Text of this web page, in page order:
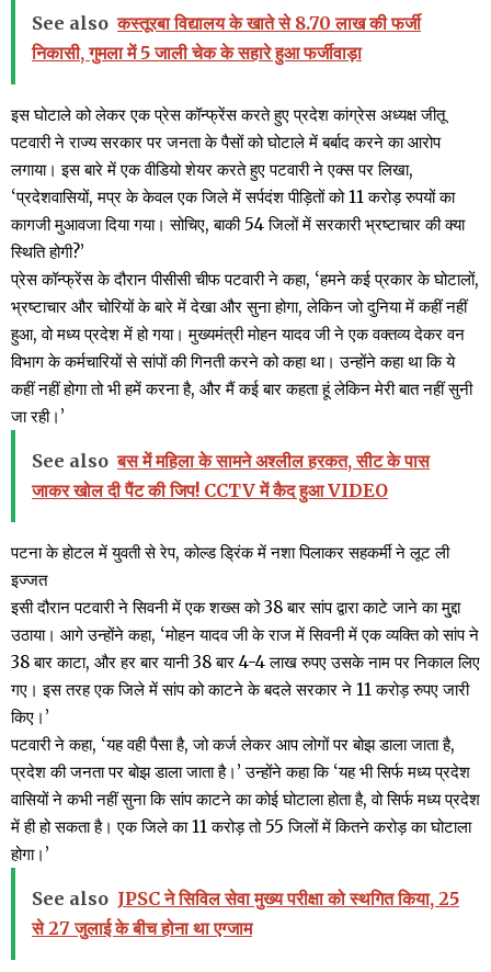
See also कस्तूरबा विद्यालय के खाते से 8.70 लाख की फर्जी
निकासी, गुमला में 5 जाली चेक के सहारे हुआ फर्जीवाड़ा
इस घोटाले को लेकर एक प्रेस कॉन्फ्रेंस करते हुए प्रदेश कांग्रेस अध्यक्ष जीतू
पटवारी ने राज्य सरकार पर जनता के पैसों को घोटाले में बर्बाद करने का आरोप
लगाया। इस बारे में एक वीडियो शेयर करते हुए पटवारी ने एक्स पर लिखा,
‘प्रदेशवासियों, मप्र के केवल एक जिले में सर्पदंश पीड़ितों को 11 करोड़ रुपयों का
कागजी मुआवजा दिया गया। सोचिए, बाकी 54 जिलों में सरकारी भ्रष्टाचार की क्या
स्थिति होगी?’
प्रेस कॉन्फ्रेंस के दौरान पीसीसी चीफ पटवारी ने कहा, ‘हमने कई प्रकार के घोटालों,
भ्रष्टाचार और चोरियों के बारे में देखा और सुना होगा, लेकिन जो दुनिया में कहीं नहीं
हुआ, वो मध्य प्रदेश में हो गया। मुख्यमंत्री मोहन यादव जी ने एक वक्तव्य देकर वन
विभाग के कर्मचारियों से सांपों की गिनती करने को कहा था। उन्होंने कहा था कि ये
कहीं नहीं होगा तो भी हमें करना है, और मैं कई बार कहता हूं लेकिन मेरी बात नहीं सुनी
जा रही।’
See also बस में महिला के सामने अश्लील हरकत, सीट के पास
जाकर खोल दी पैंट की जिप! CCTV में कैद हुआ VIDEO
पटना के होटल में युवती से रेप, कोल्ड ड्रिंक में नशा पिलाकर सहकर्मी ने लूट ली
इज्जत
इसी दौरान पटवारी ने सिवनी में एक शख्स को 38 बार सांप द्वारा काटे जाने का मु्द्दा
उठाया। आगे उन्होंने कहा, ‘मोहन यादव जी के राज में सिवनी में एक व्यक्ति को सांप ने
38 बार काटा, और हर बार यानी 38 बार 4-4 लाख रुपए उसके नाम पर निकाल लिए
गए। इस तरह एक जिले में सांप को काटने के बदले सरकार ने 11 करोड़ रुपए जारी
किए।’
पटवारी ने कहा, ‘यह वही पैसा है, जो कर्ज लेकर आप लोगों पर बोझ डाला जाता है,
प्रदेश की जनता पर बोझ डाला जाता है।’ उन्होंने कहा कि ‘यह भी सिर्फ मध्य प्रदेश
वासियों ने कभी नहीं सुना कि सांप काटने का कोई घोटाला होता है, वो सिर्फ मध्य प्रदेश
में ही हो सकता है। एक जिले का 11 करोड़ तो 55 जिलों में कितने करोड़ का घोटाला
होगा।’
See also JPSC ने सिविल सेवा मुख्य परीक्षा को स्थगित किया, 25
से 27 जुलाई के बीच होना था एग्जाम